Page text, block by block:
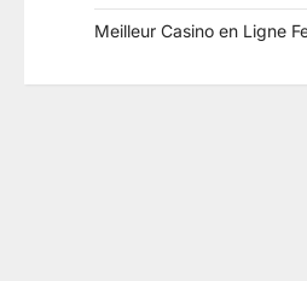
Meilleur Casino en Ligne